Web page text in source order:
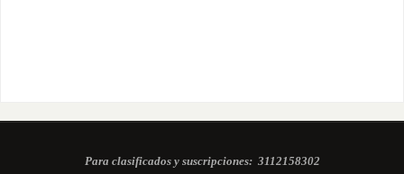
Para clasificados y suscripciones: 3112158302